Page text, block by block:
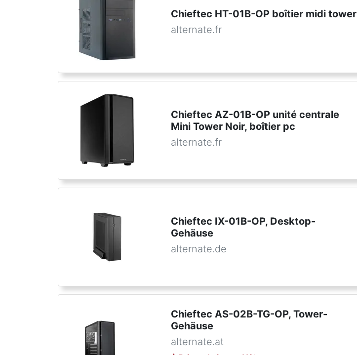
Chieftec HT-01B-OP boîtier midi tower
alternate.fr
Chieftec AZ-01B-OP unité centrale
Mini Tower Noir, boîtier pc
alternate.fr
Chieftec IX-01B-OP, Desktop-
Gehäuse
alternate.de
Chieftec AS-02B-TG-OP, Tower-
Gehäuse
alternate.at